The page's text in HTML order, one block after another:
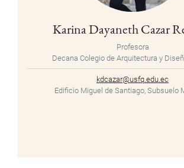
Karina Dayaneth Cazar
Profesora
Decana Colegio de Arquitectura y
kdcazar@usfq.edu.ec
Edificio Miguel de Santiago, Subsuelo